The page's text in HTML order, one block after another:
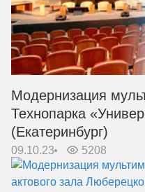
Модернизация
Технопарка
(Екатеринбург)
09.10.23 5208